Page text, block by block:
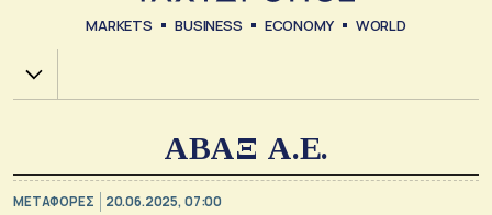
MARKETS BUSINESS ECONOMY WORLD
Χ.Α.
ΑΒΑΞ Α.Ε.
ΜΕΤΑΦΟΡΕΣ 20.06.2025, 07:00